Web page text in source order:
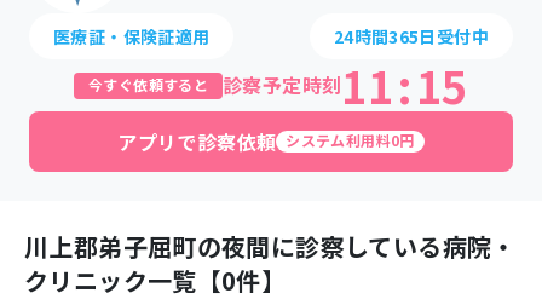
医療証・保険証適用 24時間365日受付中
今すぐ依頼すると 診察予定時刻11:15
アプリで診察依頼 システム利用料0円
川上郡弟子屈町の夜間に診察している病院・
クリニック一覧【0件】